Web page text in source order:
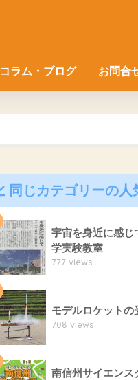
コラム・ブログ お問合
同じカテゴリーの人
宇宙を身近に感
学実験教室
777 views
モデルロケットの
708 views
南信州サイエン